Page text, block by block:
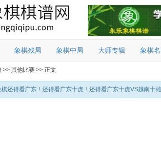
象棋残局 象棋中局 大师专辑 象棋
>> 其他比赛 >> 正文
棋还得看广东！还得看广东十虎！还得看广东十虎VS越南十雄